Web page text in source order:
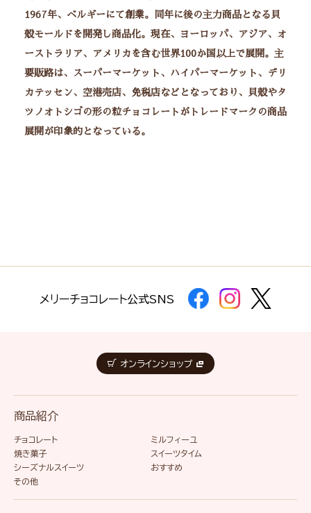
1967年、ベルギーにて創業。同年に後の主力商品となる貝
殻モールドを開発し商品化。現在、ヨーロッパ、アジア、オ
ーストラリア、アメリカを含む世界100か国以上で展開。主
要販路は、スーパーマーケット、ハイパーマーケット、デリ
カテッセン、空港売店、免税店などとなっており、貝殻やタ
ツノオトシゴの形の粒チョコレートがトレードマークの商品
展開が印象的となっている。
メリーチョコレート公式SNS
オンラインショップ
商品紹介
チョコレート
ミルフィーユ
焼き菓子
スイーツタイム
シーズナルスイーツ
おすすめ
その他